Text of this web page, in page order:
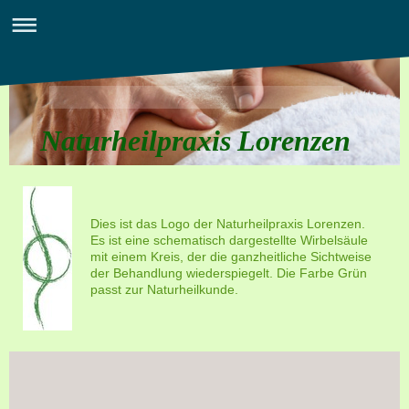
Naturheilpraxis Lorenzen
Dies ist das Logo der Naturheilpraxis Lorenzen.
Es ist eine schematisch dargestellte Wirbelsäule
mit einem Kreis, der die ganzheitliche Sichtweise
der Behandlung wiederspiegelt. Die Farbe Grün
passt zur Naturheilkunde.